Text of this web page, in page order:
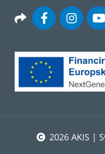
2026 AKIS |